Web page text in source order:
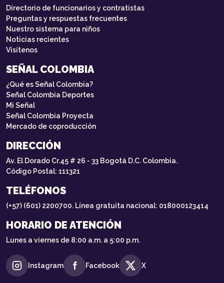
Directorio de funcionarios y contratistas
Preguntas y respuestas frecuentes
Nuestro sistema para niños
Noticias recientes
Visítenos
SEÑAL COLOMBIA
¿Qué es Señal Colombia?
Señal Colombia Deportes
Mi Señal
Señal Colombia Proyecta
Mercado de coproducción
DIRECCIÓN
Av. El Dorado Cr.45 # 26 - 33 Bogotá D.C. Colombia.
Código Postal: 111321
TELÉFONOS
(+57) (601) 2200700. Línea gratuita nacional: 018000123414
HORARIO DE ATENCIÓN
Lunes a viernes de 8:00 a.m. a 5:00 p.m.
Instagram Facebook X